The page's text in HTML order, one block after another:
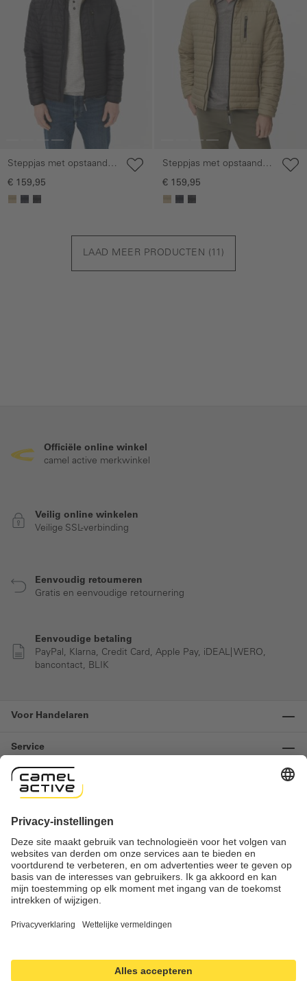
Steppjas met opstaande
kraag
€ 159,95
Steppjas met opstaande
kraag
€ 159,95
LAAD MEER PRODUCTEN ( 11 )
Officiële online winkel
camel active merkwinkel
Veilig online winkelen
Veilige SSL-verbinding
Eenvoudig retourneren
Gratis en eenvoudige retournering
Eenvoudige betaling
PayPal, Klarna, Credit Card, Apple Pay, iDEAL| WERO,
bancontact, BLIK
Voor Handelaren
Service
Informatie
Important links
Herroeping